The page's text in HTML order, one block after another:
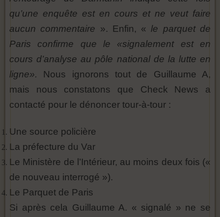
qu’une enquête est en cours et ne veut faire
aucun commentaire ». Enfin, « le parquet de
Paris confirme que le «signalement est en
cours d’analyse au pôle national de la lutte en
ligne». Nous ignorons tout de Guillaume A,
mais nous constatons que Check News a
contacté pour le dénoncer tour-à-tour :
Une source policière
La préfecture du Var
Le Ministère de l’Intérieur, au moins deux fois («
de nouveau interrogé »).
Le Parquet de Paris
Si après cela Guillaume A. « signalé » ne se